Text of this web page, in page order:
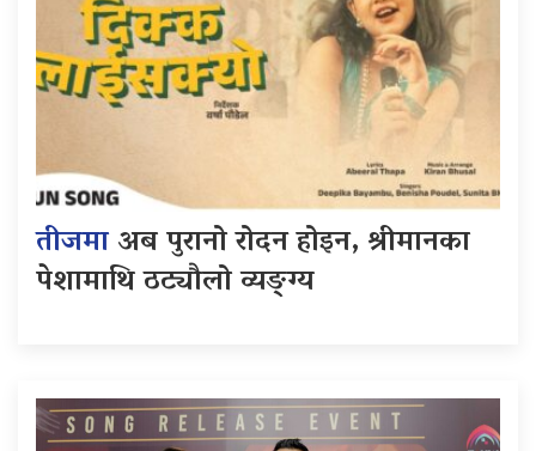
तीजमाअब पुरानो रोदन होइन, श्रीमानका
पेशामाथि ठट्यौलो व्यङ्ग्य